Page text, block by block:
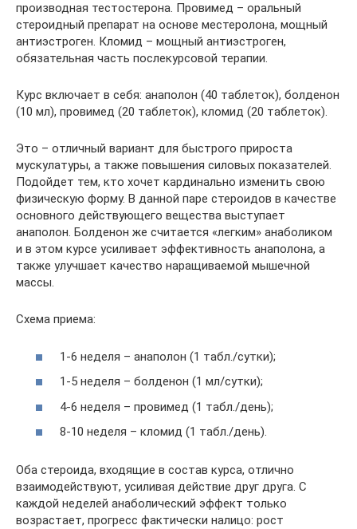
производная тестостерона. Провимед – оральный
стероидный препарат на основе местеролона, мощный
антиэстроген. Кломид – мощный антиэстроген,
обязательная часть послекурсовой терапии.
Курс включает в себя: анаполон (40 таблеток), болденон
(10 мл), провимед (20 таблеток), кломид (20 таблеток).
Это – отличный вариант для быстрого прироста
мускулатуры, а также повышения силовых показателей.
Подойдет тем, кто хочет кардинально изменить свою
физическую форму. В данной паре стероидов в качестве
основного действующего вещества выступает
анаполон. Болденон же считается «легким» анаболиком
и в этом курсе усиливает эффективность анаполона, а
также улучшает качество наращиваемой мышечной
массы.
Схема приема:
1-6 неделя – анаполон (1 табл./сутки);
1-5 неделя – болденон (1 мл/сутки);
4-6 неделя – провимед (1 табл./день);
8-10 неделя – кломид (1 табл./день).
Оба стероида, входящие в состав курса, отлично
взаимодействуют, усиливая действие друг друга. С
каждой неделей анаболический эффект только
возрастает, прогресс фактически налицо: рост